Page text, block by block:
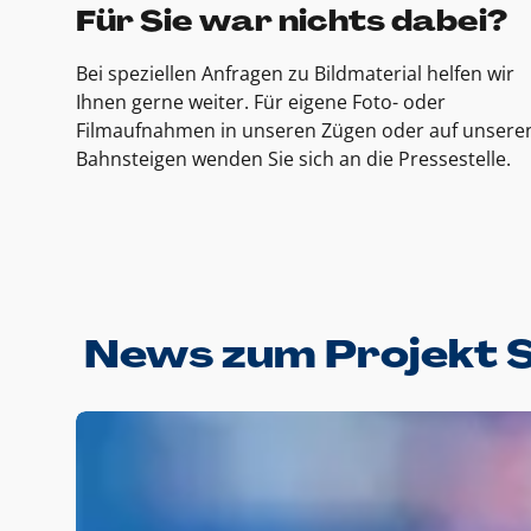
Für Sie war nichts dabei?
Bei speziellen Anfragen zu Bildmaterial helfen wir
Ihnen gerne weiter. Für eigene Foto- oder
Filmaufnahmen in unseren Zügen oder auf
Bahnsteigen wenden Sie sich an die Pressestelle.
News zum Projekt